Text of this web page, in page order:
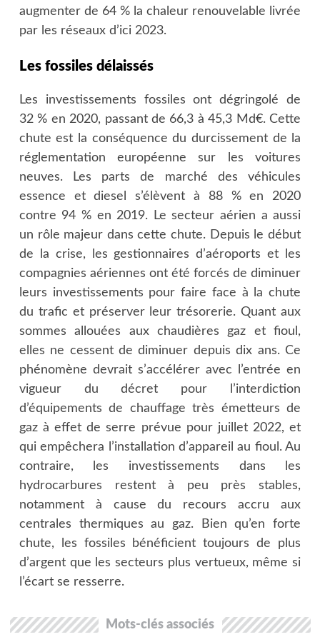
augmenter de 64 % la chaleur renouvelable livrée
par les réseaux d’ici 2023.
Les fossiles délaissés
Les investissements fossiles ont dégringolé de
32 % en 2020, passant de 66,3 à 45,3 Md€. Cette
chute est la conséquence du durcissement de la
réglementation européenne sur les voitures
neuves. Les parts de marché des véhicules
essence et diesel s’élèvent à 88 % en 2020
contre 94 % en 2019. Le secteur aérien a aussi
un rôle majeur dans cette chute. Depuis le début
de la crise, les gestionnaires d’aéroports et les
compagnies aériennes ont été forcés de diminuer
leurs investissements pour faire face à la chute
du trafic et préserver leur trésorerie. Quant aux
sommes allouées aux chaudières gaz et fioul,
elles ne cessent de diminuer depuis dix ans. Ce
phénomène devrait s’accélérer avec l’entrée en
vigueur du décret pour l’interdiction
d’équipements de chauffage très émetteurs de
gaz à effet de serre prévue pour juillet 2022, et
qui empêchera l’installation d’appareil au fioul. Au
contraire, les investissements dans les
hydrocarbures restent à peu près stables,
notamment à cause du recours accru aux
centrales thermiques au gaz. Bien qu’en forte
chute, les fossiles bénéficient toujours de plus
d’argent que les secteurs plus vertueux, même si
l’écart se resserre.
Mots-clés associés